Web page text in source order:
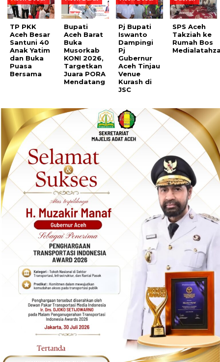
TP PKK
Aceh Besar
Santuni 40
Anak Yatim
dan Buka
Puasa
Bersama
Bupati
Aceh Barat
Buka
Musorkab
KONI 2026,
Targetkan
Juara PORA
Mendatang
Pj Bupati
Iswanto
Dampingi
Pj
Gubernur
Aceh Tinjau
Venue
Kurash di
JSC
SPS Aceh
Takziah ke
Rumah Bos